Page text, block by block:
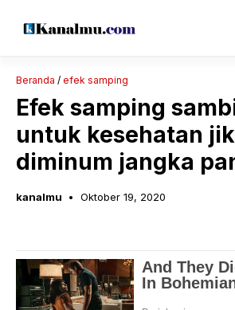
Beranda / efek samping
Efek samping
untuk kesehatan
diminum jangka
kanalmu Oktober 19, 2020